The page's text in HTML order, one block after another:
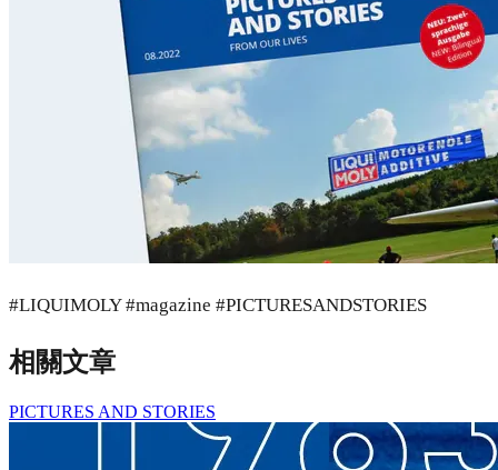
#LIQUIMOLY #magazine #PICTURESANDSTORIES
相關文章
PICTURES AND STORIES